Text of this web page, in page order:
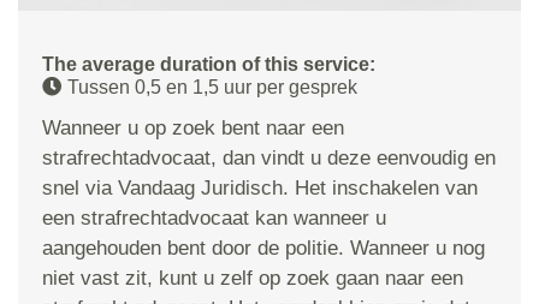
The average duration of this service:
Tussen 0,5 en 1,5 uur per gesprek
Wanneer u op zoek bent naar een
strafrechtadvocaat, dan vindt u deze eenvoudig en
snel via Vandaag Juridisch. Het inschakelen van
een strafrechtadvocaat kan wanneer u
aangehouden bent door de politie. Wanneer u nog
niet vast zit, kunt u zelf op zoek gaan naar een